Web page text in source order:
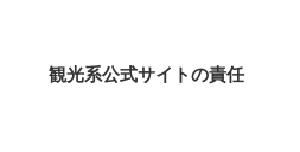
観光系公式サイトの責任